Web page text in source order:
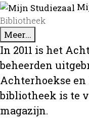
Bibliotheek
Meer...
In 2011 is het
beheerden
Achterhoekse en
bibliotheek is te
magazijn.